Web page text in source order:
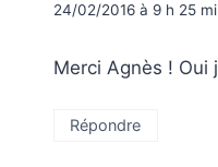
24/02/2016 à 9 h 25
Merci Agnès ! Oui
Répondre